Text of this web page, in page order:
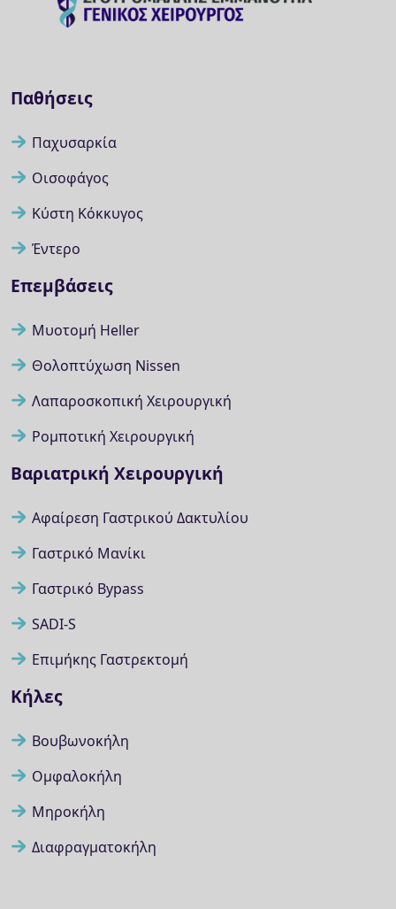
Παθήσεις
Παχυσαρκία
Οισοφάγος
Κύστη Κόκκυγος
Έντερο
Επεμβάσεις
Μυοτομή Heller
Θολοπτύχωση Nissen
Λαπαροσκοπική Χειρουργική
Ρομποτική Χειρουργική
Βαριατρική Χειρουργική
Αφαίρεση Γαστρικού Δακτυλίου
Γαστρικό Μανίκι
Γαστρικό Bypass
SADI-S
Επιμήκης Γαστρεκτομή
Κήλες
Βουβωνοκήλη
Ομφαλοκήλη
Μηροκήλη
Διαφραγματοκήλη